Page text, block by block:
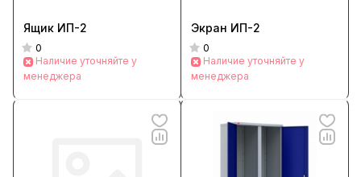
Ящик ИП-2
0
Наличие уточняйте у
менеджера
Экран ИП-2
0
Наличие уточняйте у
менеджера